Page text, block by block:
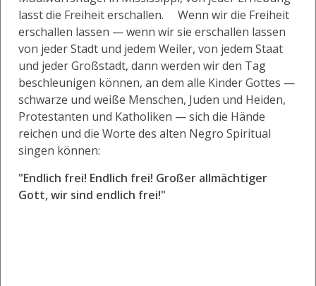
lasst die Freiheit erschallen. Wenn wir die Freiheit
erschallen lassen — wenn wir sie erschallen lassen
von jeder Stadt und jedem Weiler, von jedem Staat
und jeder Großstadt, dann werden wir den Tag
beschleunigen können, an dem alle Kinder Gottes —
schwarze und weiße Menschen, Juden und Heiden,
Protestanten und Katholiken — sich die Hände
reichen und die Worte des alten Negro Spiritual
singen können:
"Endlich frei! Endlich frei! Großer allmächtiger
Gott, wir sind endlich frei!"